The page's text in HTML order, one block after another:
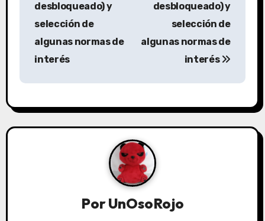
desbloqueado) y
selección de
algunas normas de
interés
desbloqueado) y
selección de
algunas normas de
interés
PorUnOsoRojo